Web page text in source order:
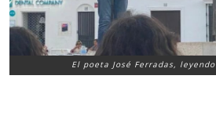
El poeta José Ferradas, leyendo